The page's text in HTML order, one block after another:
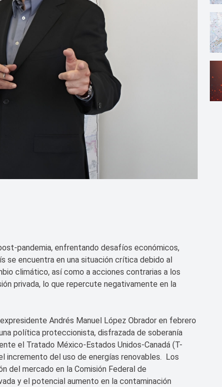
pandemia, enfrentando desafíos económicos,
se encuentra en una situación crítica debido al
climático, así como a acciones contrarias a los
privada, lo que repercute negativamente en la
Andrés Manuel López Obrador en febrero
política proteccionista, disfrazada de soberanía
el Tratado México-Estados Unidos-Canadá (T-
incremento del uso de energías renovables. Los
del mercado en la Comisión Federal de
y el potencial aumento en la contaminación